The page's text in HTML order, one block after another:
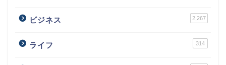
ビジネス 2,267
ライフ 314